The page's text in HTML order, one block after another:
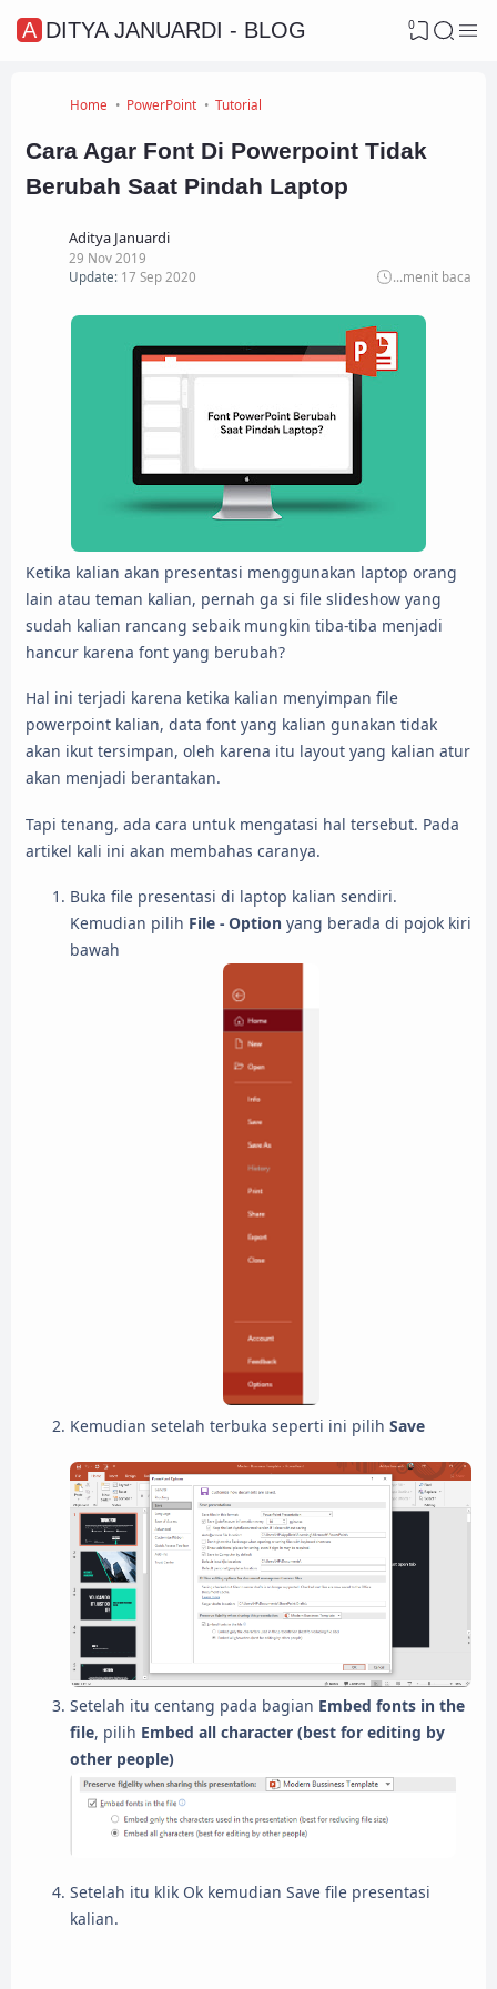
ADITYA JANUARDI - BLOG 0
Home PowerPoint Tutorial
Cara Agar Font Di Powerpoint Tidak
Berubah Saat Pindah Laptop
Aditya Januardi
29 Nov 2019
Update: 17 Sep 2020 ...menit baca
Ketika kalian akan presentasi menggunakan laptop orang
lain atau teman kalian, pernah ga si file slideshow yang
sudah kalian rancang sebaik mungkin tiba-tiba menjadi
hancur karena font yang berubah?
Hal ini terjadi karena ketika kalian menyimpan file
powerpoint kalian, data font yang kalian gunakan tidak
akan ikut tersimpan, oleh karena itu layout yang kalian atur
akan menjadi berantakan.
Tapi tenang, ada cara untuk mengatasi hal tersebut. Pada
artikel kali ini akan membahas caranya.
Buka file presentasi di laptop kalian sendiri.
Kemudian pilih File - Option yang berada di pojok kiri
bawah
Kemudian setelah terbuka seperti ini pilih Save
Setelah itu centang pada bagian Embed fonts in the
file, pilih Embed all character (best for editing by
other people)
Setelah itu klik Ok kemudian Save file presentasi
kalian.